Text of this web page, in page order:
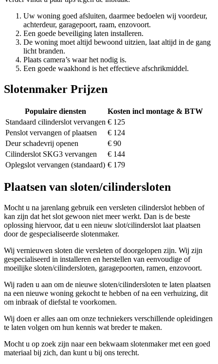
Uw woning goed afsluiten, daarmee bedoelen wij voordeur,
achterdeur, garagepoort, raam, enzovoort.
Een goede beveiliging laten installeren.
De woning moet altijd bewoond uitzien, laat altijd in de gang
licht branden.
Plaats camera’s waar het nodig is.
Een goede waakhond is het effectieve afschrikmiddel.
Slotenmaker Prijzen
Populaire diensten
Kosten incl montage & BTW
Standaard cilinderslot vervangen € 125
Penslot vervangen of plaatsen
€ 124
Deur schadevrij openen
€ 90
Cilinderslot SKG3 vervangen
€ 144
Oplegslot vervangen (standaard) € 179
Plaatsen van sloten/cilindersloten
Mocht u na jarenlang gebruik een versleten cilinderslot hebben of
kan zijn dat het slot gewoon niet meer werkt. Dan is de beste
oplossing hiervoor, dat u een nieuw slot/cilinderslot laat plaatsen
door de gespecialiseerde slotenmaker.
Wij vernieuwen sloten die versleten of doorgelopen zijn. Wij zijn
gespecialiseerd in installeren en herstellen van eenvoudige of
moeilijke sloten/cilindersloten, garagepoorten, ramen, enzovoort.
Wij raden u aan om de nieuwe sloten/cilindersloten te laten plaatsen
na een nieuwe woning gekocht te hebben of na een verhuizing, dit
om inbraak of diefstal te voorkomen.
Wij doen er alles aan om onze techniekers verschillende opleidingen
te laten volgen om hun kennis wat breder te maken.
Mocht u op zoek zijn naar een bekwaam slotenmaker met een goed
materiaal bij zich, dan kunt u bij ons terecht.